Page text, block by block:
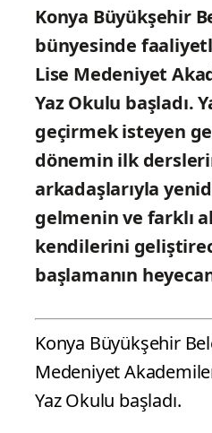
Konya Büyükşehir
bünyesinde
Lise Medeniyet
Yaz Okulu başladı.
geçirmek isteyen
dönemin ilk
arkadaşlarıyla
gelmenin ve farklı
kendilerini
başlamanın
Konya Büyükşehir
Medeniyet
Yaz Okulu başladı.